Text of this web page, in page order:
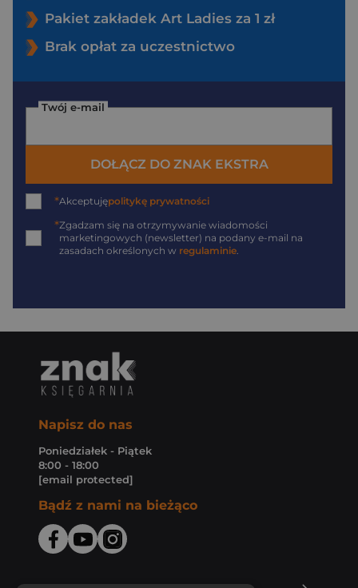
Pakiet zakładek Art Ladies za 1 zł
Brak opłat za uczestnictwo
Twój e-mail
DOŁĄCZ DO ZNAK EKSTRA
*Akceptujępolitykę prywatności
*Zgadzam się na otrzymywanie wiadomości
marketingowych (newsletter) na podany e-mail na
zasadach określonych w regulaminie.
Napisz do nas
Poniedziałek - Piątek
8:00 - 18:00
[email protected]
Bądź z nami na bieżąco